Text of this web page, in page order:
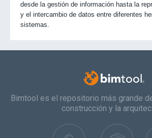
desde la gestión de información hasta la
y el intercambio de datos entre diferentes
sistemas.
Bimtool es el repositorio más grande
construcción y la